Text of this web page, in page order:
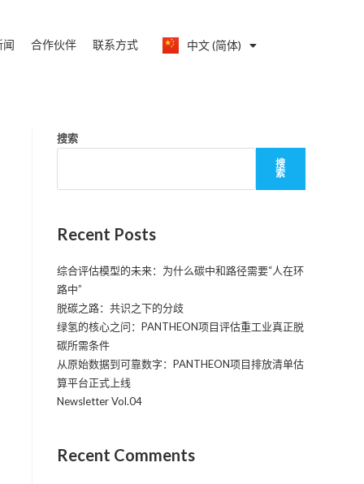
闻 合作伙伴 联系方式 中文 (简体)
English
搜索
搜
索
Recent Posts
综合评估模型的未来：为什么碳中和路径需要“人在环
路中”
脱碳之路：共识之下的分歧
绿氢的核心之问：PANTHEON项目评估重工业真正脱
碳所需条件
从原始数据到可靠数字：PANTHEON项目排放清单估
算平台正式上线
Newsletter Vol.04
Recent Comments